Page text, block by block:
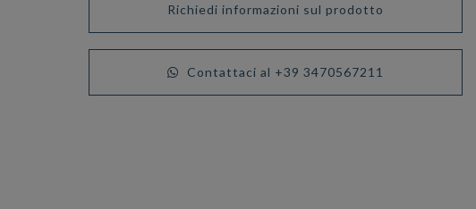
Richiedi informazioni sul prodotto
Contattaci al +39 3470567211